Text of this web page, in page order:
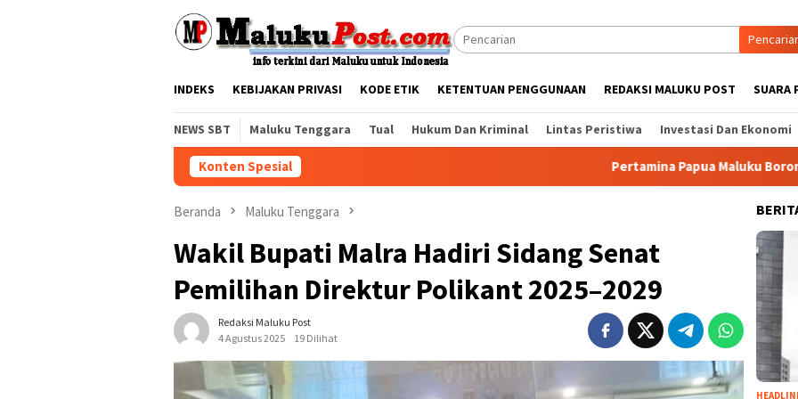
INDEKS KEBIJAKAN PRIVASI KODE ETIK KETENTUAN PENGGUNAAN REDAKSI MALUKU POST SUARA
NEWS SBT Maluku Tenggara Tual Hukum Dan Kriminal Lintas Peristiwa Investasi Dan Ekonomi
Konten Spesial Pertamina Papua Maluku Borong Lima
Beranda Maluku Tenggara
Wakil Bupati Malra Hadiri Sidang Senat
Pemilihan Direktur Polikant 2025–2029
Redaksi Maluku Post
4 Agustus 2025
19 Dilihat